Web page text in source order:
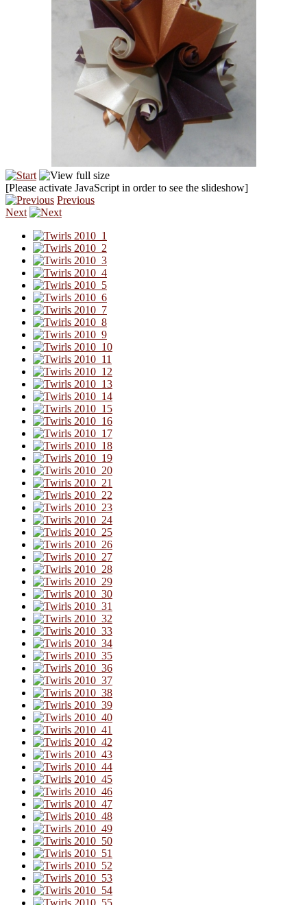
[Please activate JavaScript in order to see the slideshow]
Previous
Next